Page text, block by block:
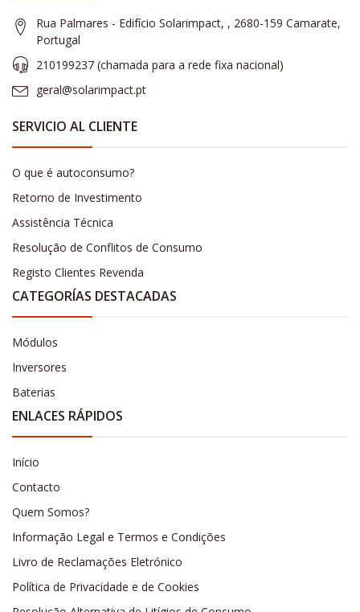
Rua Palmares - Edifício Solarimpact, , 2680-159 Camarate,
Portugal
210199237 (​chamada para a rede fixa nacional)
geral@solarimpact.pt
SERVICIO AL CLIENTE
O que é autoconsumo?
Retorno de Investimento
Assistência Técnica
Resolução de Conflitos de Consumo
Registo Clientes Revenda
CATEGORÍAS DESTACADAS
Módulos
Inversores
Baterias
ENLACES RÁPIDOS
Início
Contacto
Quem Somos?
Informação Legal e Termos e Condições
Livro de Reclamações Eletrónico
Política de Privacidade e de Cookies